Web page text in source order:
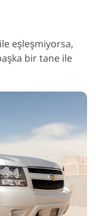
eşleşmiyorsa,
bir tane ile